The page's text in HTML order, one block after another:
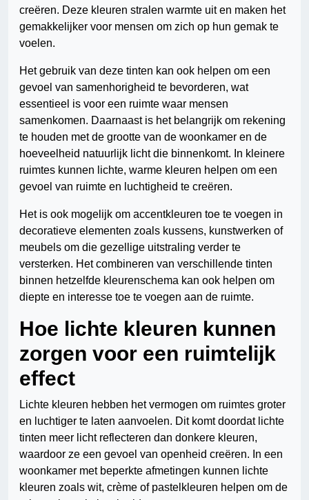
creëren. Deze kleuren stralen warmte uit en maken het
gemakkelijker voor mensen om zich op hun gemak te
voelen.
Het gebruik van deze tinten kan ook helpen om een
gevoel van samenhorigheid te bevorderen, wat
essentieel is voor een ruimte waar mensen
samenkomen. Daarnaast is het belangrijk om rekening
te houden met de grootte van de woonkamer en de
hoeveelheid natuurlijk licht die binnenkomt. In kleinere
ruimtes kunnen lichte, warme kleuren helpen om een
gevoel van ruimte en luchtigheid te creëren.
Het is ook mogelijk om accentkleuren toe te voegen in
decoratieve elementen zoals kussens, kunstwerken of
meubels om die gezellige uitstraling verder te
versterken. Het combineren van verschillende tinten
binnen hetzelfde kleurenschema kan ook helpen om
diepte en interesse toe te voegen aan de ruimte.
Hoe lichte kleuren kunnen
zorgen voor een ruimtelijk
effect
Lichte kleuren hebben het vermogen om ruimtes groter
en luchtiger te laten aanvoelen. Dit komt doordat lichte
tinten meer licht reflecteren dan donkere kleuren,
waardoor ze een gevoel van openheid creëren. In een
woonkamer met beperkte afmetingen kunnen lichte
kleuren zoals wit, crème of pastelkleuren helpen om de